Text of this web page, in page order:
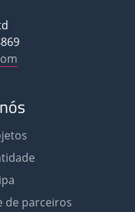
de parceiros